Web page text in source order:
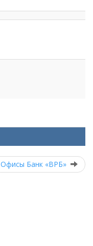
Офисы Банк «ВРБ»